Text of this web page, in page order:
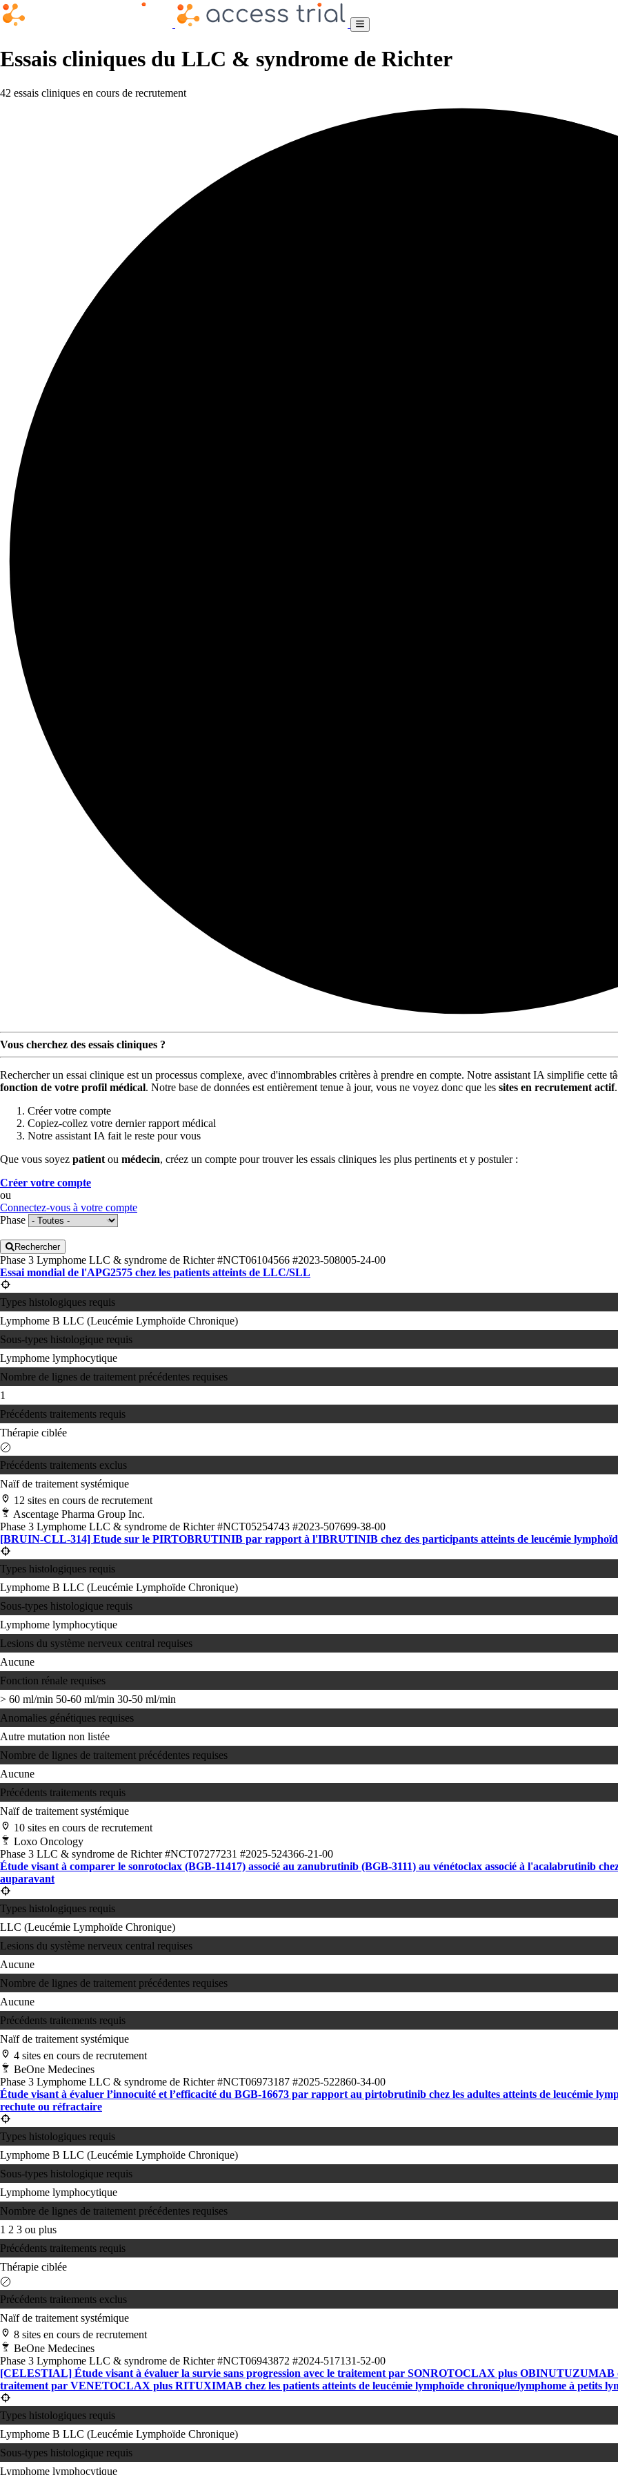
Essais cliniques du LLC & syndrome de Richter
42 essais cliniques en cours de recrutement
Vous cherchez des essais cliniques ?
Rechercher un essai clinique est un processus complexe, avec d'innombrables critères à prendre en compte. Notre assistant IA simplifie cette
fonction de votre profil médical. Notre base de données est entièrement tenue à jour, vous ne voyez donc que les sites en recrutement actif
Créer votre compte
Copiez-collez votre dernier rapport médical
Notre assistant IA fait le reste pour vous
Que vous soyez patient ou médecin, créez un compte pour trouver les essais cliniques les plus pertinents et y postuler :
Créer votre compte
ou
Connectez-vous à votre compte
Phase
Rechercher
Phase 3 Lymphome LLC & syndrome de Richter#NCT06104566 #2023-508005-24-00
Essai mondial de l'APG2575 chez les patients atteints de LLC/SLL
Types histologiques requis
Lymphome B LLC (Leucémie Lymphoïde Chronique)
Sous-types histologique requis
Lymphome lymphocytique
Nombre de lignes de traitement précédentes requises
1
Précédents traitements requis
Thérapie ciblée
Précédents traitements exclus
Naïf de traitement systémique
12 sites en cours de recrutement
Ascentage Pharma Group Inc.
Phase 3 Lymphome LLC & syndrome de Richter#NCT05254743 #2023-507699-38-00
[BRUIN-CLL-314] Etude sur le PIRTOBRUTINIB par rapport à l'IBRUTINIB chez des participants atteints de leucémie
Types histologiques requis
Lymphome B LLC (Leucémie Lymphoïde Chronique)
Sous-types histologique requis
Lymphome lymphocytique
Lesions du système nerveux central requises
Aucune
Fonction rénale requises
> 60 ml/min 50-60 ml/min 30-50 ml/min
Anomalies génétiques requises
Autre mutation non listée
Nombre de lignes de traitement précédentes requises
Aucune
Précédents traitements requis
Naïf de traitement systémique
10 sites en cours de recrutement
Loxo Oncology
Phase 3 LLC & syndrome de Richter#NCT07277231 #2025-524366-21-00
Étude visant à comparer le sonrotoclax (BGB-11417) associé au zanubrutinib (BGB-3111) au vénétoclax associé à l'acalabrutinib
auparavant
Types histologiques requis
LLC (Leucémie Lymphoïde Chronique)
Lesions du système nerveux central requises
Aucune
Nombre de lignes de traitement précédentes requises
Aucune
Précédents traitements requis
Naïf de traitement systémique
4 sites en cours de recrutement
BeOne Medecines
Phase 3 Lymphome LLC & syndrome de Richter#NCT06973187 #2025-522860-34-00
Étude visant à évaluer l’innocuité et l’efficacité du BGB-16673 par rapport au pirtobrutinib chez les adultes atteints de leucémie
rechute ou réfractaire
Types histologiques requis
Lymphome B LLC (Leucémie Lymphoïde Chronique)
Sous-types histologique requis
Lymphome lymphocytique
Nombre de lignes de traitement précédentes requises
1 2 3 ou plus
Précédents traitements requis
Thérapie ciblée
Précédents traitements exclus
Naïf de traitement systémique
8 sites en cours de recrutement
BeOne Medecines
Phase 3 Lymphome LLC & syndrome de Richter#NCT06943872 #2024-517131-52-00
[CELESTIAL] Étude visant à évaluer la survie sans progression avec le traitement par SONROTOCLAX plus
traitement par VENETOCLAX plus RITUXIMAB chez les patients atteints de leucémie lymphoïde chronique/lymphome à petits
Types histologiques requis
Lymphome B LLC (Leucémie Lymphoïde Chronique)
Sous-types histologique requis
Lymphome lymphocytique